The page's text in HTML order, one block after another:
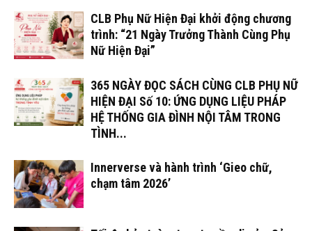
CLB Phụ Nữ Hiện Đại khởi động chương
trình: “21 Ngày Trưởng Thành Cùng Phụ
Nữ Hiện Đại”
365 NGÀY ĐỌC SÁCH CÙNG CLB PHỤ NỮ
HIỆN ĐẠI Số 10: ỨNG DỤNG LIỆU PHÁP
HỆ THỐNG GIA ĐÌNH NỘI TÂM TRONG
TÌNH...
Innerverse và hành trình ‘Gieo chữ,
chạm tâm 2026’